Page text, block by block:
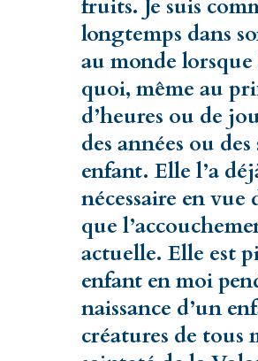
fruits. Je suis
longtemps dans
au monde
quoi, même au
d’heures ou de
des années ou
enfant. Elle l’a
nécessaire en
que
actuelle. Elle est
enfant en moi
naissance d’un
créatures de tous